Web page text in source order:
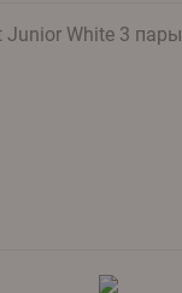
Junior White 3 пары